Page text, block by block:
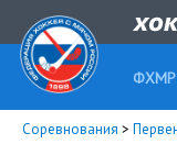
ФХМР
Соревнования >